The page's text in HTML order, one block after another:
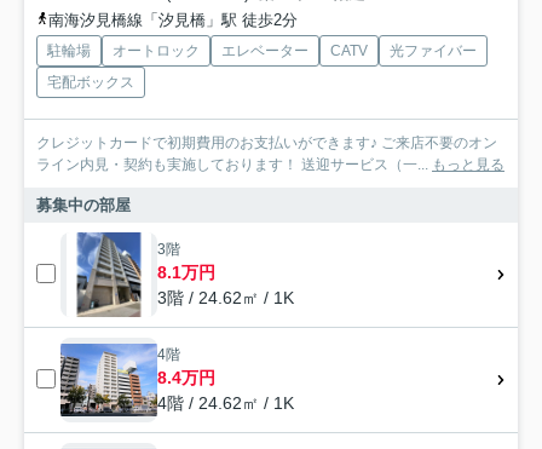
南海汐見橋線「汐見橋」駅 徒歩2分
駐輪場 オートロック エレベーター CATV
光ファイバー
宅配ボックス
クレジットカードで初期費用のお支払いができます♪ ご来店不要のオン
ライン内見・契約も実施しております！ 送迎サービス（一...
もっと見る
募集中の部屋
3階
8.1万円
3階 / 24.62㎡ / 1K
4階
8.4万円
4階 / 24.62㎡ / 1K